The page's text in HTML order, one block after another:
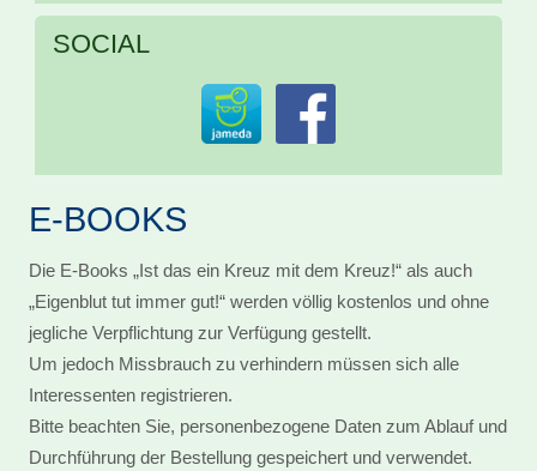
SOCIAL
E-BOOKS
Die E-Books „Ist das ein Kreuz mit dem Kreuz!“ als auch
„Eigenblut tut immer gut!“ werden völlig kostenlos und ohne
jegliche Verpflichtung zur Verfügung gestellt.
Um jedoch Missbrauch zu verhindern müssen sich alle
Interessenten registrieren.
Bitte beachten Sie, personenbezogene Daten zum Ablauf und
Durchführung der Bestellung gespeichert und verwendet.